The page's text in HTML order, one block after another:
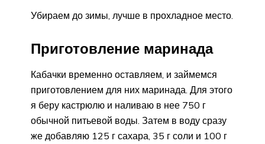
Убираем до зимы, лучше в прохладное место.
Приготовление маринада
Кабачки временно оставляем, и займемся
приготовлением для них маринада. Для этого
я беру кастрюлю и наливаю в нее 750 г
обычной питьевой воды. Затем в воду сразу
же добавляю 125 г сахара, 35 г соли и 100 г